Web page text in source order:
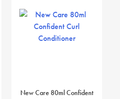
New Care 80ml Confident